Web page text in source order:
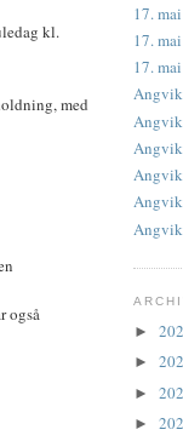
kl.
med
også
17.
17.
17.
Angvik
Angvik
►
►
►
►